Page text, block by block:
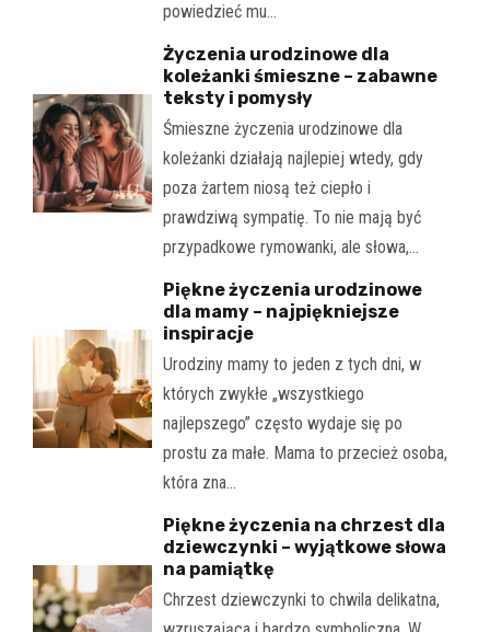
powiedzieć mu…
Życzenia urodzinowe dla
koleżanki śmieszne – zabawne
teksty i pomysły
Śmieszne życzenia urodzinowe dla
koleżanki działają najlepiej wtedy, gdy
poza żartem niosą też ciepło i
prawdziwą sympatię. To nie mają być
przypadkowe rymowanki, ale słowa,…
Piękne życzenia urodzinowe
dla mamy – najpiękniejsze
inspiracje
Urodziny mamy to jeden z tych dni, w
których zwykłe „wszystkiego
najlepszego” często wydaje się po
prostu za małe. Mama to przecież osoba,
która zna…
Piękne życzenia na chrzest dla
dziewczynki – wyjątkowe słowa
na pamiątkę
Chrzest dziewczynki to chwila delikatna,